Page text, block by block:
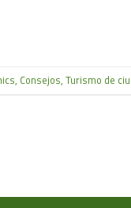
, Consejos, Turismo de